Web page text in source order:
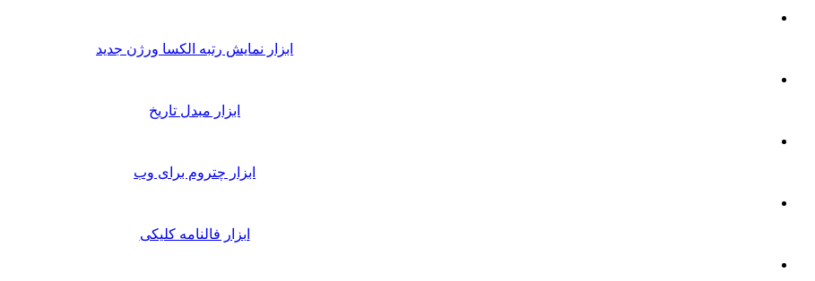
ابزار نمایش رتبه الکسا ورژن جدید
ابزار مبدل تاریخ
ابزار چتروم برای وب
ابزار فالنامه کلیکی